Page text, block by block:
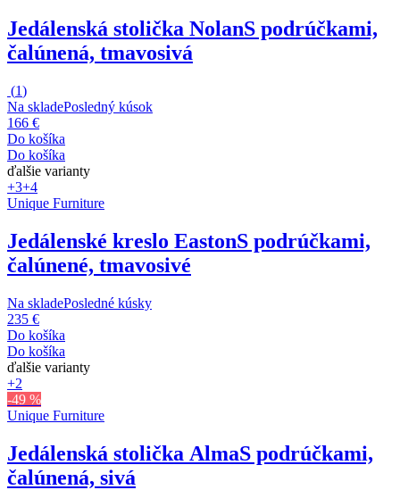
Jedálenská stolička NolanS podrúčkami,
čalúnená, tmavosivá
(1)
Na skladePosledný kúsok
166 €
Do košíka
Do košíka
ďalšie varianty
+3+4
Unique Furniture
Jedálenské kreslo EastonS podrúčkami,
čalúnené, tmavosivé
Na skladePosledné kúsky
235 €
Do košíka
Do košíka
ďalšie varianty
+2
-49 %
Unique Furniture
Jedálenská stolička AlmaS podrúčkami,
čalúnená, sivá